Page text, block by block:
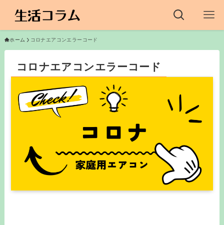
ホーム コロナエアコンエラーコード
コロナエアコンエラーコード